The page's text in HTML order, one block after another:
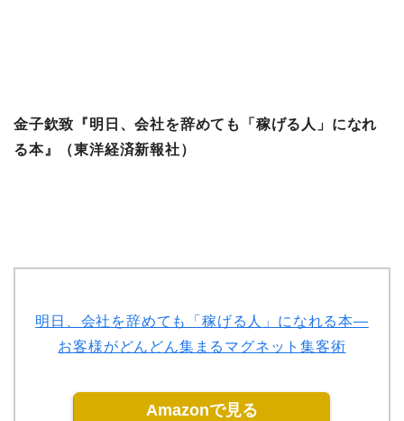
金子欽致『明日、会社を辞めても「稼げる人」になれ
る本』（東洋経済新報社）
明日、会社を辞めても「稼げる人」になれる本―
お客様がどんどん集まるマグネット集客術
Amazonで見る